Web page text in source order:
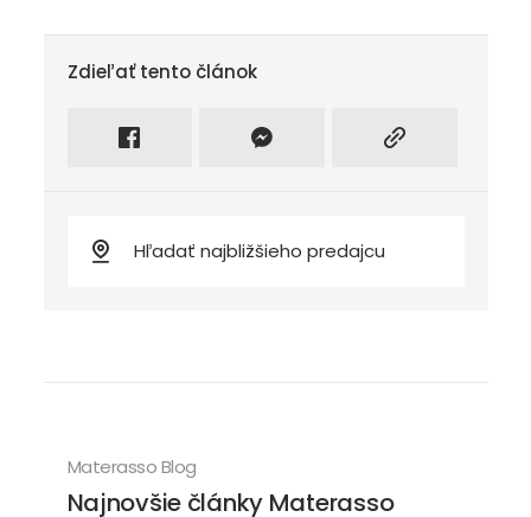
Zdieľať tento článok
Materasso Blog
Najnovšie články Materasso